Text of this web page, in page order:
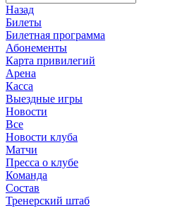
Назад
Билеты
Билетная программа
Абонементы
Карта привилегий
Арена
Касса
Выездные игры
Новости
Все
Новости клуба
Матчи
Пресса о клубе
Команда
Состав
Тренерский штаб